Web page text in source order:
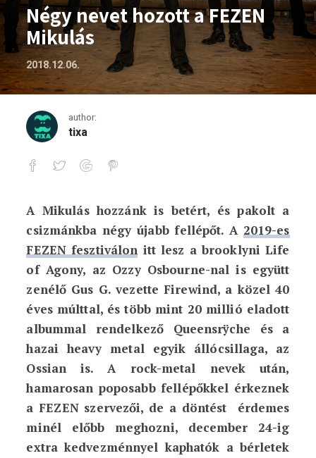
Négy nevet hozott a FEZEN
Mikulás
2018.12.06.
author:
tixa
Négy nevet hozott a FEZEN Mikulás
A Mikulás hozzánk is betért, és pakolt a
csizmánkba négy újabb fellépőt. A 2019-es
FEZEN fesztiválon itt lesz a brooklyni Life
of Agony, az Ozzy Osbourne-nal is együtt
zenélő Gus G. vezette Firewind, a közel 40
éves múlttal, és több mint 20 millió eladott
albummal rendelkező Queensrÿche és a
hazai heavy metal egyik állócsillaga, az
Ossian is. A rock-metal nevek után,
hamarosan poposabb fellépőkkel érkeznek
a FEZEN szervezői, de a döntést érdemes
minél előbb meghozni, december 24-ig
extra kedvezménnyel kaphatók a bérletek